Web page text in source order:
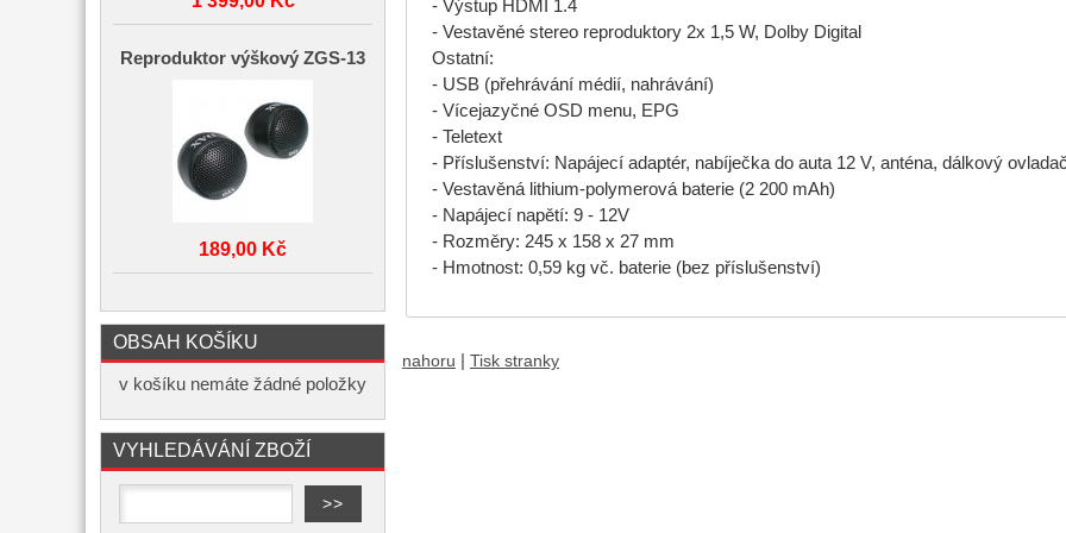
- Výstup HDMI 1.4
- Vestavěné stereo reproduktory 2x 1,5 W, Dolby Digital
Ostatní:
- USB (přehrávání médií, nahrávání)
- Vícejazyčné OSD menu, EPG
- Teletext
- Příslušenství: Napájecí adaptér, nabíječka do auta 12 V, anténa, dálkový
- Vestavěná lithium-polymerová baterie (2 200 mAh)
- Napájecí napětí: 9 - 12V
- Rozměry: 245 x 158 x 27 mm
- Hmotnost: 0,59 kg vč. baterie (bez příslušenství)
nahoru Tisk stranky
Reproduktor výškový ZGS-13
189,00 Kč
OBSAH KOŠÍKU
v košíku nemáte žádné položky
VYHLEDÁVÁNÍ ZBOŽÍ